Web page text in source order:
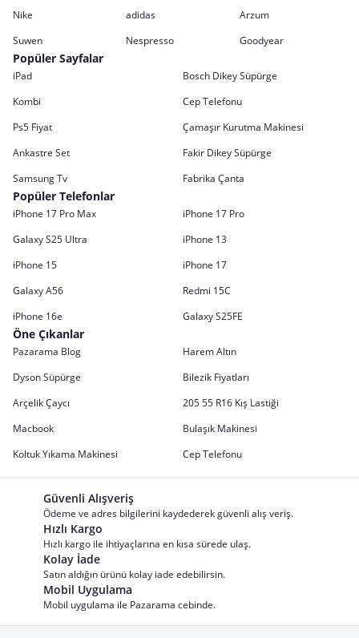
Nike adidas
Arzum
Suwen
Nespresso Goodyear
Popüler Sayfalar
iPad
Bosch Dikey Süpürge
Kombi
Cep Telefonu
Ps5 Fiyat
Çamaşır Kurutma Makinesi
Ankastre Set
Fakir Dikey Süpürge
Samsung Tv
Fabrika Çanta
Popüler Telefonlar
iPhone 17 Pro Max
iPhone 17 Pro
Galaxy S25 Ultra
iPhone 13
iPhone 15
iPhone 17
Galaxy A56
Redmi 15C
iPhone 16e
Galaxy S25FE
Öne Çıkanlar
Pazarama Blog
Harem Altın
Dyson Süpürge
Bilezik Fiyatları
Arçelik Çaycı
205 55 R16 Kış Lastiği
Macbook
Bulaşık Makinesi
Koltuk Yıkama Makinesi
Cep Telefonu
Güvenli Alışveriş
Ödeme ve adres bilgilerini kaydederek güvenli alış veriş.
Hızlı Kargo
Hızlı kargo ile ihtiyaçlarına en kısa sürede ulaş.
Kolay İade
Satın aldığın ürünü kolay iade edebilirsin.
Mobil Uygulama
Mobil uygulama ile Pazarama cebinde.